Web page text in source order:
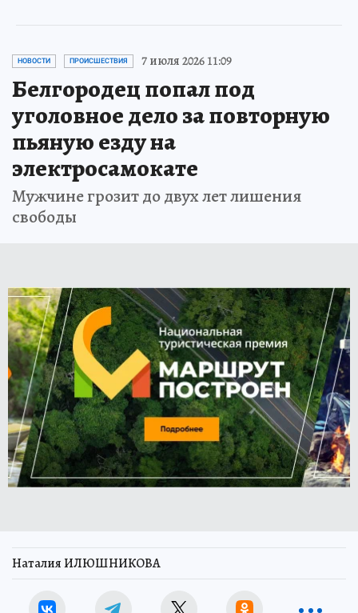
НОВОСТИ ПРОИСШЕСТВИЯ 7 июля 2026 11:09
Белгородец попал под
уголовное дело за повторную
пьяную езду на
электросамокате
Мужчине грозит до двух лет лишения
свободы
Наталия ИЛЮШНИКОВА